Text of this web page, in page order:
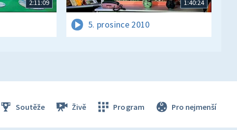
2:11:09 1:40:24
5. prosince 2010
Soutěže Živě Program Pro nejmenší